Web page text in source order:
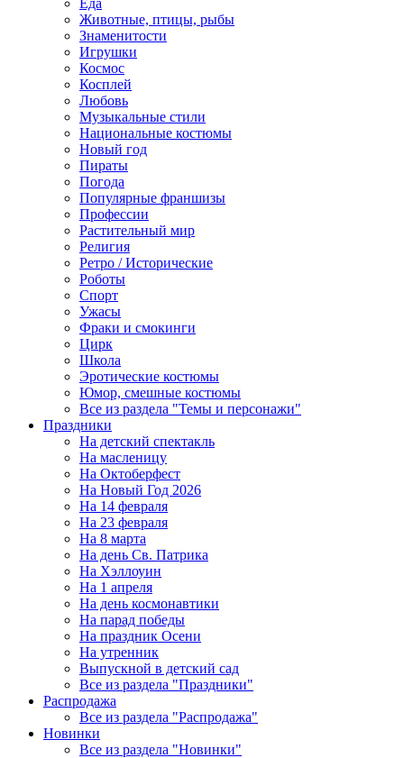
Еда
Животные, птицы, рыбы
Знаменитости
Игрушки
Космос
Косплей
Любовь
Музыкальные стили
Национальные костюмы
Новый год
Пираты
Погода
Популярные франшизы
Профессии
Растительный мир
Религия
Ретро / Исторические
Роботы
Спорт
Ужасы
Фраки и смокинги
Цирк
Школа
Эротические костюмы
Юмор, смешные костюмы
Все из раздела "Темы и персонажи"
Праздники
На детский спектакль
На масленицу
На Октоберфест
На Новый Год 2026
На 14 февраля
На 23 февраля
На 8 марта
На день Св. Патрика
На Хэллоуин
На 1 апреля
На день космонавтики
На парад победы
На праздник Осени
На утренник
Выпускной в детский сад
Все из раздела "Праздники"
Распродажа
Все из раздела "Распродажа"
Новинки
Все из раздела "Новинки"